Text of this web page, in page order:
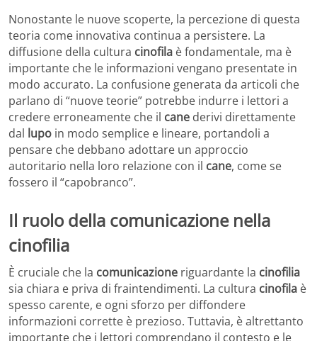
Nonostante le nuove scoperte, la percezione di questa
teoria come innovativa continua a persistere. La
diffusione della cultura cinofila è fondamentale, ma è
importante che le informazioni vengano presentate in
modo accurato. La confusione generata da articoli che
parlano di “nuove teorie” potrebbe indurre i lettori a
credere erroneamente che il cane derivi direttamente
dal lupo in modo semplice e lineare, portandoli a
pensare che debbano adottare un approccio
autoritario nella loro relazione con il cane, come se
fossero il “capobranco”.
Il ruolo della comunicazione nella
cinofilia
È cruciale che la comunicazione riguardante la cinofilia
sia chiara e priva di fraintendimenti. La cultura cinofila è
spesso carente, e ogni sforzo per diffondere
informazioni corrette è prezioso. Tuttavia, è altrettanto
importante che i lettori comprendano il contesto e le